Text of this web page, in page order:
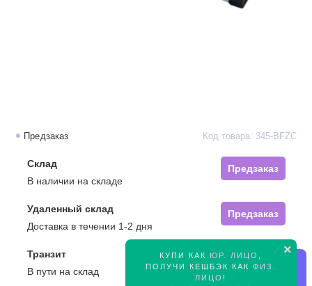
×
КУПИ КАК ЮР. ЛИЦО
ПОЛУЧИ КЕШБЭК КАК ФИЗ.
ЛИЦО !
Предзаказ Код товара: 345-BFZC
Склад
Предзаказ
В наличии на складе
Удаленный склад
Предзаказ
Доставка в течении 1-2 дня
Транзит
Предзаказ
В пути на склад